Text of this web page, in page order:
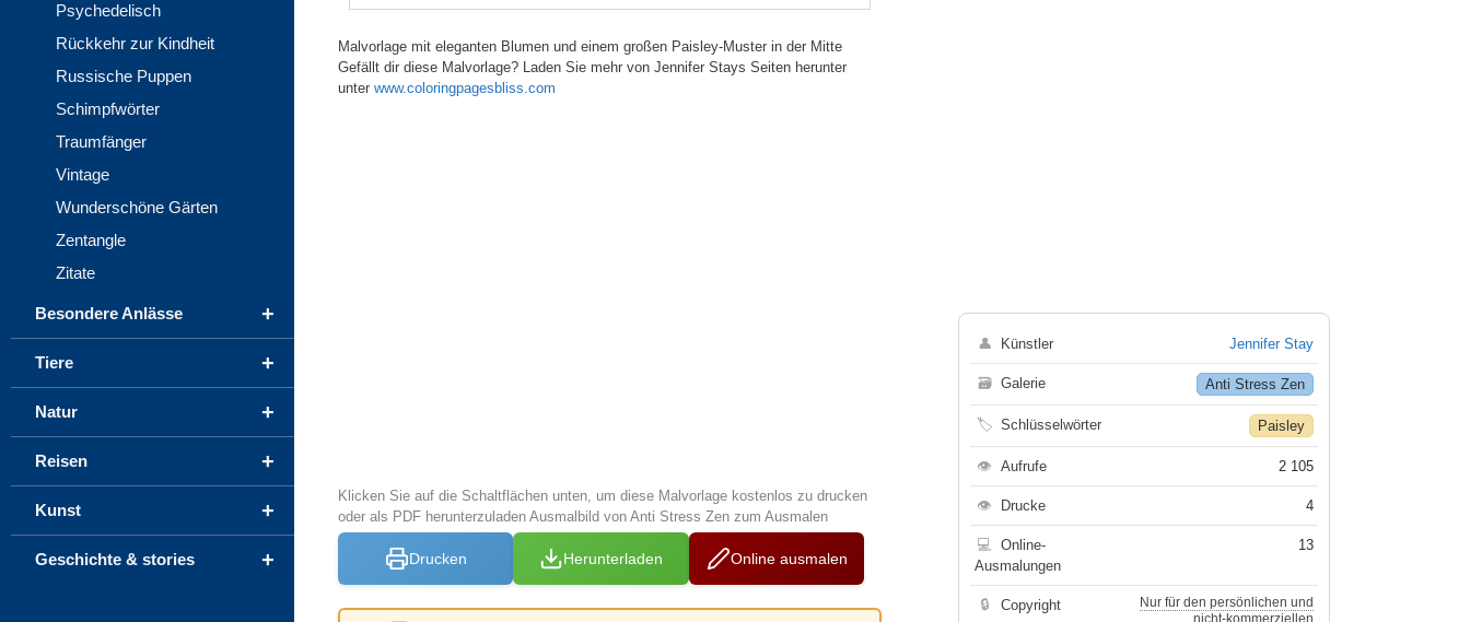
Malvorlage mit eleganten Blumen und einem großen Paisley-Muster in der Mitte
Gefällt dir diese Malvorlage? Laden Sie mehr von Jennifer Stays Seiten herunter
unter www.coloringpagesbliss.com
Klicken Sie auf die Schaltflächen unten, um diese Malvorlage kostenlos zu drucken
oder als PDF herunterzuladen Ausmalbild von Anti Stress Zen zum Ausmalen
Drucken Herunterladen Online ausmalen
👤 Künstler Jennifer Stay
🗃 Galerie Anti Stress Zen
🏷 Schlüsselwörter Paisley
👁 Aufrufe 2 105
👁 Drucke 4
💻
Online-
Ausmalungen
13
🔒 Copyright
Nur für den persönlichen und
nicht-kommerziellen
Psychedelisch
Rückkehr zur Kindheit
Russische Puppen
Schimpfwörter
Traumfänger
Vintage
Wunderschöne Gärten
Zentangle
Zitate
+
Besondere Anlässe
+
Tiere
+
Natur
+
Reisen
+
Kunst
+
Geschichte & stories